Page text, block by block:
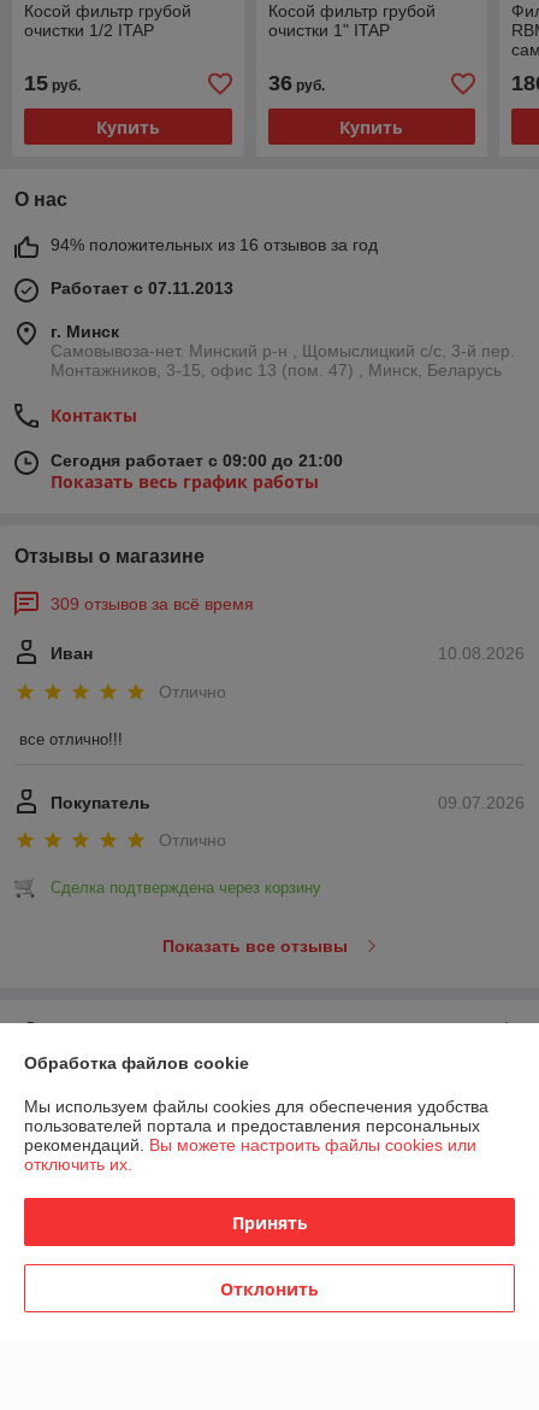
Косой фильтр грубой
очистки 1/2 ITAP
15 руб.
Купить
Косой фильтр грубой
очистки 1" ITAP
36руб.
Купить
О нас
94% положительных из 16 отзывов за год
Работает с 07.11.2013
г. Минск
Самовывоза-нет. Минский р-н , Щомыслицкий с/с, 3-й пер.
Монтажников, 3-15, офис 13 (пом. 47) , Минск, Беларусь
Контакты
Сегодня работает с 09:00 до 21:00
Показать весь график работы
Отзывы о магазине
309 отзывов за всё время
10.08.2026
Иван
Отлично
все отлично!!!
09.07.2026
Покупатель
Отлично
Сделка подтверждена через корзину
Показать все отзывы
О нас
Доставка и оплата
График работы
Политика обработки cookies
Обработка файлов cookie
Мы используем файлы cookies для обеспечения удобства
пользователей портала и предоставления персональных
рекомендаций. Вы можете настроить файлы cookies или
отключить их.
Принять
Отклонить